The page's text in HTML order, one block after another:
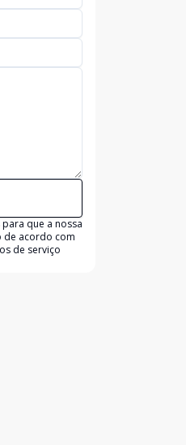
que a nossa
de acordo com
de serviço